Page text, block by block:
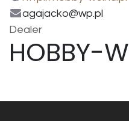
agajacko@wp.pl
Dealer
HOBBY-